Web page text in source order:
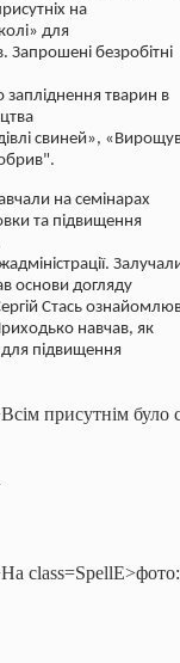
на
для
Запрошені безробітні
тварин в
свиней»,
на семінарах
та підвищення
основи догляду
Стась
навчав, як
підвищення
присутнім було